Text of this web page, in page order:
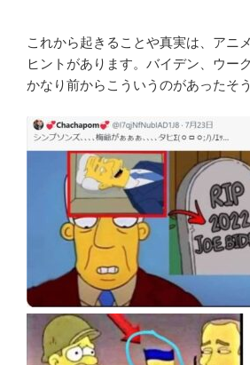
これから起きることや真実は、アニ
ヒントがあります。バイデン、ウー
かなり前からこういうのがあったそう